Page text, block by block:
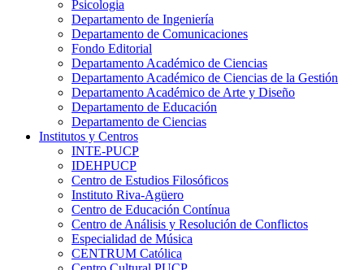
Psicologia
Departamento de Ingeniería
Departamento de Comunicaciones
Fondo Editorial
Departamento Académico de Ciencias
Departamento Académico de Ciencias de la Gestión
Departamento Académico de Arte y Diseño
Departamento de Educación
Departamento de Ciencias
Institutos y Centros
INTE-PUCP
IDEHPUCP
Centro de Estudios Filosóficos
Instituto Riva-Agüero
Centro de Educación Contínua
Centro de Análisis y Resolución de Conflictos
Especialidad de Música
CENTRUM Católica